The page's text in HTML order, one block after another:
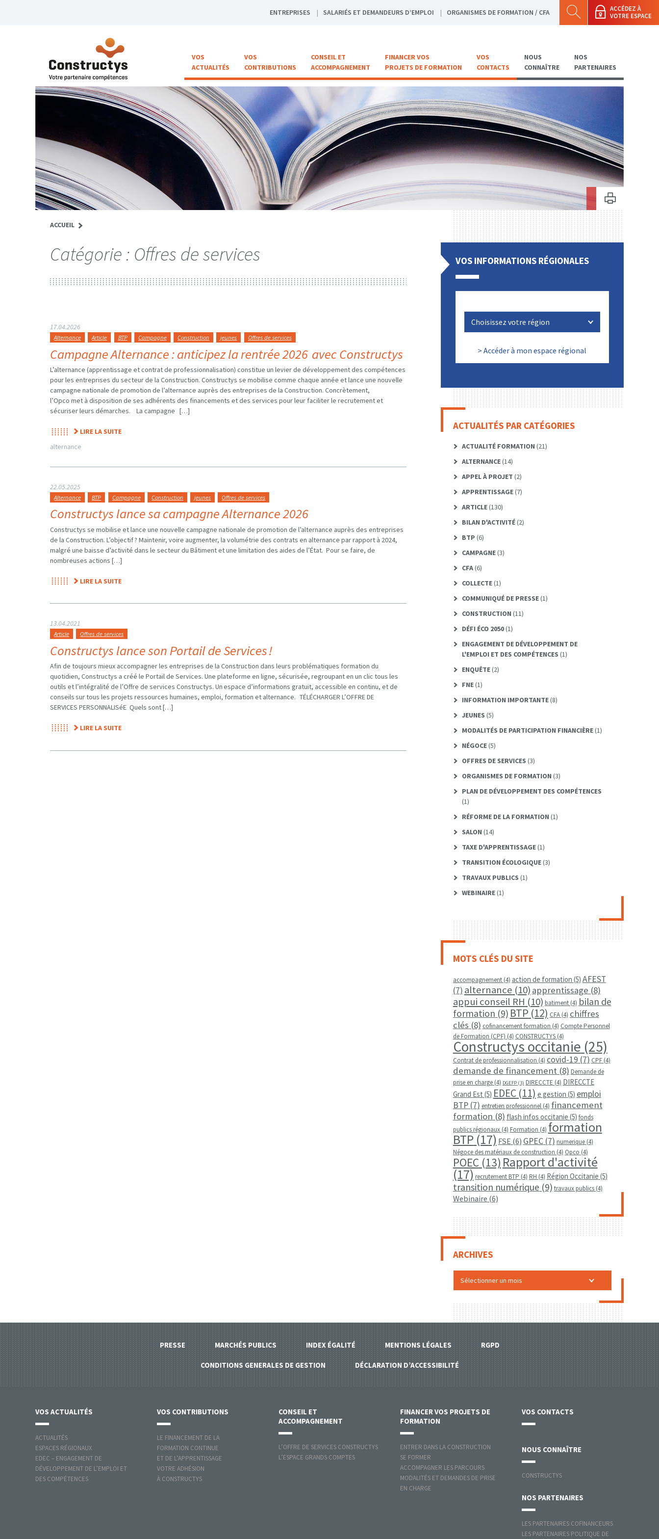
ACCÉDEZ À
VOTRE ESPACE
ENTREPRISES SALARIÉS ET DEMANDEURS D’EMPLOI ORGANISMES DE FORMATION / CFA
VOS
ACTUALITÉS
VOS
CONTRIBUTIONS
CONSEIL ET
ACCOMPAGNEMENT
FINANCER VOS
PROJETS DE FORMATION
VOS
CONTACTS
NOUS
CONNAÎTRE
NOS
PARTENAIRES
ACCUEIL
Catégorie : Offres de services
17.04.2026
Alternance Article BTP Campagne Construction jeunes Offres de services
Campagne Alternance : anticipez la rentrée 2026 avec Constructys
L’alternance (apprentissage et contrat de professionnalisation) constitue un levier de développement des compétences
pour les entreprises du secteur de la Construction. Constructys se mobilise comme chaque année et lance une nouvelle
campagne nationale de promotion de l’alternance auprès des entreprises de la Construction. Concrètement,
l’Opco met à disposition de ses adhérents des financements et des services pour leur faciliter le recrutement et
sécuriser leurs démarches. La campagne […]
LIRE LA SUITE
alternance
22.05.2025
Alternance BTP Campagne Construction jeunes Offres de services
Constructys lance sa campagne Alternance 2026
Constructys se mobilise et lance une nouvelle campagne nationale de promotion de l’alternance auprès des entreprises
de la Construction. L’objectif ? Maintenir, voire augmenter, la volumétrie des contrats en alternance par rapport à 2024,
malgré une baisse d’activité dans le secteur du Bâtiment et une limitation des aides de l’État. Pour se faire, de
nombreuses actions […]
LIRE LA SUITE
13.04.2021
Article Offres de services
Constructys lance son Portail de Services !
Afin de toujours mieux accompagner les entreprises de la Construction dans leurs problématiques formation du
quotidien, Constructys a créé le Portail de Services. Une plateforme en ligne, sécurisée, regroupant en un clic tous les
outils et l’intégralité de l’Offre de services Constructys. Un espace d’informations gratuit, accessible en continu, et de
conseils sur tous les projets ressources humaines, emploi, formation et alternance. TÉLÉCHARGER L’OFFRE DE
SERVICES PERSONNALISéE Quels sont […]
LIRE LA SUITE
VOS INFORMATIONS RÉGIONALES
> Accéder à mon espace régional
ACTUALITÉS PAR CATÉGORIES
ACTUALITÉ FORMATION (21)
ALTERNANCE(14)
APPEL À PROJET (2)
APPRENTISSAGE(7)
ARTICLE(130)
BILAN D'ACTIVITÉ(2)
BTP (6)
CAMPAGNE(3)
CFA(6)
COLLECTE(1)
COMMUNIQUÉ DE PRESSE(1)
CONSTRUCTION (11)
DÉFI ÉCO 2050(1)
ENGAGEMENT DE DÉVELOPPEMENT DE
L'EMPLOI ET DES COMPÉTENCES (1)
ENQUÊTE(2)
FNE(1)
INFORMATION IMPORTANTE(8)
JEUNES (5)
MODALITÉS DE PARTICIPATION FINANCIÈRE(1)
NÉGOCE(5)
OFFRES DE SERVICES (3)
ORGANISMES DE FORMATION (3)
PLAN DE DÉVELOPPEMENT DES COMPÉTENCES
(1)
RÉFORME DE LA FORMATION (1)
SALON (14)
TAXE D'APPRENTISSAGE(1)
TRANSITION ÉCOLOGIQUE(3)
TRAVAUX PUBLICS (1)
WEBINAIRE(1)
MOTS CLÉS DU SITE
accompagnement(4) action de formation (5) AFEST
(7) alternance (10) apprentissage (8)
appui conseil RH (10) batiment(4) bilan de
formation (9) BTP (12) CFA(4) chiffres
clés (8) cofinancement formation (4) Compte Personnel
de Formation (CPF) (4) CONSTRUCTYS(4)
Constructys occitanie (25)
Contrat de professionnalisation (4) covid-19 (7) CPF(4)
demande de financement(8) Demande de
prise en charge(4) DGEFP(3) DIRECCTE (4) DIRECCTE
Grand Est (5) EDEC(11) e gestion (5) emploi
BTP(7) entretien professionnel(4) financement
formation (8) flash infos occitanie (5) fonds
publics régionaux(4) Formation (4) formation
BTP(17) FSE (6) GPEC(7) numerique(4)
Négoce des matériaux de construction (4) Opco (4)
POEC (13) Rapport d'activité
(17) recrutement BTP (4) RH (4) Région Occitanie (5)
transition numérique (9) travaux publics(4)
Webinaire (6)
ARCHIVES
PRESSE MARCHÉS PUBLICS INDEX ÉGALITÉ MENTIONS LÉGALES RGPD
CONDITIONS GENERALES DE GESTION DÉCLARATION D’ACCESSIBILITÉ
VOS ACTUALITÉS
ACTUALITÉS
ESPACES RÉGIONAUX
EDEC – ENGAGEMENT DE
DÉVELOPPEMENT DE L’EMPLOI ET
DES COMPÉTENCES
VOS CONTRIBUTIONS
LE FINANCEMENT DE LA
FORMATION CONTINUE
ET DE L’APPRENTISSAGE
VOTRE ADHÉSION
À CONSTRUCTYS
CONSEIL ET
ACCOMPAGNEMENT
L’OFFRE DE SERVICES CONSTRUCTYS
L’ESPACE GRANDS COMPTES
FINANCER VOS PROJETS DE
FORMATION
ENTRER DANS LA CONSTRUCTION
SE FORMER
ACCOMPAGNER LES PARCOURS
MODALITÉS ET DEMANDES DE PRISE
EN CHARGE
VOS CONTACTS
NOUS CONNAÎTRE
CONSTRUCTYS
NOS PARTENAIRES
LES PARTENAIRES COFINANCEURS
LES PARTENAIRES POLITIQUE DE